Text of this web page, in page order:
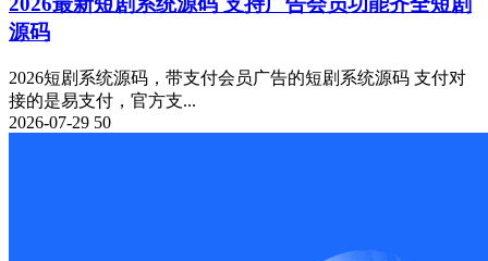
源码
2026短剧系统源码，带支付会员广告的短剧系统源码 支付对
接的是易支付，官方支...
2026-07-29 50